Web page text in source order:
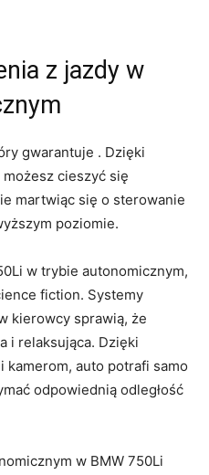
z jazdy ‍w
gwarantuje . Dzięki
cieszyć się
martwiąc się o sterowanie
poziomie.
w ​trybie autonomicznym,
fiction. Systemy
kierowcy sprawią, że
‌i relaksująca. Dzięki⁢
​kamerom, auto potrafi samo
odpowiednią ⁣odległość‍
‌w⁢ BMW 750Li‍